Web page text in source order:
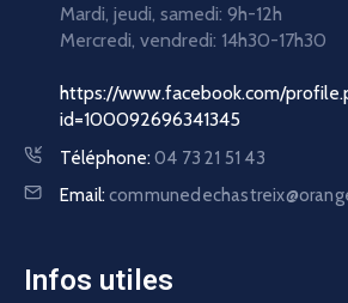
Mardi, jeudi, samedi: 9h-12h
Mercredi, vendredi: 14h30-17h30
https://www.facebook.com/
id=100092696341345
Téléphone: 04 73 21 51 43
Email:
Infos utiles